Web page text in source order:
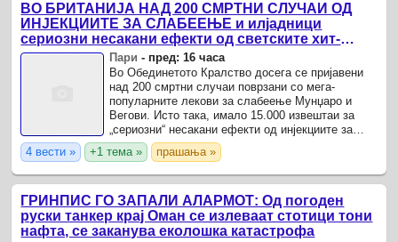
ВО БРИТАНИЈА НАД 200 СМРТНИ СЛУЧАИ ОД
ИНЈЕКЦИИТЕ ЗА СЛАБЕЕЊЕ и илјадници
сериозни несакани ефекти од светските хит-
лекови Munjaro и Wegovy
Пари - пред: 16 часа
Во Обединетото Кралство досега се пријавени
над 200 смртни случаи поврзани со мега-
популарните лекови за слабеење Мунџаро и
Вегови. Исто така, имало 15.000 извештаи за
„сериозни“ несакани ефекти од инјекциите за
слабеење, откриваат податоците од надзорниот
орган за лекови, ...
4 вести » +1 тема » прашања »
ГРИНПИС ГО ЗАПАЛИ АЛАРМОТ: Од погоден
руски танкер крај Оман се излеваат стотици тони
нафта, се заканува еколошка катастрофа